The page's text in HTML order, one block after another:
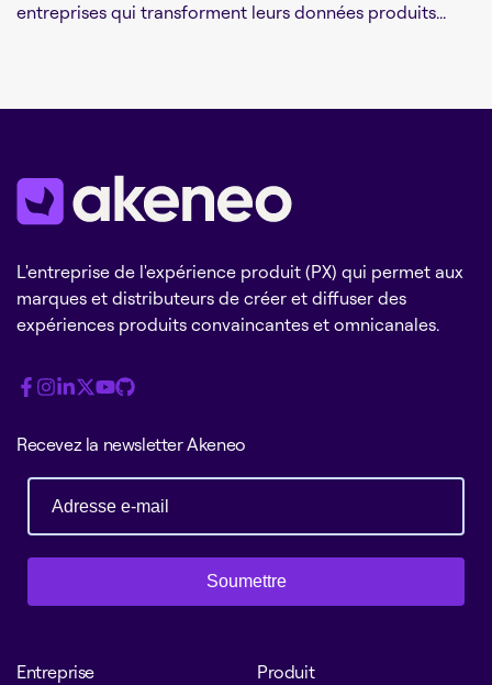
entreprises qui transforment leurs données produits...
L'entreprise de l'expérience produit (PX) qui permet aux
marques et distributeurs de créer et diffuser des
expériences produits convaincantes et omnicanales.
Recevez la newsletter Akeneo
Soumettre
Entreprise Produit